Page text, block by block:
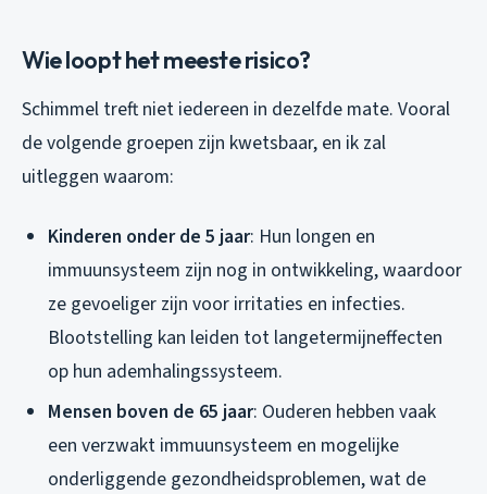
Wie loopt het meeste risico?
Schimmel treft niet iedereen in dezelfde mate. Vooral
de volgende groepen zijn kwetsbaar, en ik zal
uitleggen waarom:
Kinderen onder de 5 jaar: Hun longen en
immuunsysteem zijn nog in ontwikkeling, waardoor
ze gevoeliger zijn voor irritaties en infecties.
Blootstelling kan leiden tot langetermijneffecten
op hun ademhalingssysteem.
Mensen boven de 65 jaar: Ouderen hebben vaak
een verzwakt immuunsysteem en mogelijke
onderliggende gezondheidsproblemen, wat de